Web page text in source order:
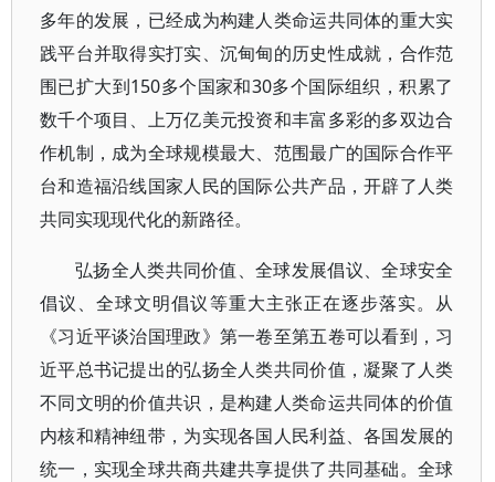
多年的发展，已经成为构建人类命运共同体的重大实
践平台并取得实打实、沉甸甸的历史性成就，合作范
围已扩大到150多个国家和30多个国际组织，积累了
数千个项目、上万亿美元投资和丰富多彩的多双边合
作机制，成为全球规模最大、范围最广的国际合作平
台和造福沿线国家人民的国际公共产品，开辟了人类
共同实现现代化的新路径。
弘扬全人类共同价值、全球发展倡议、全球安全
倡议、全球文明倡议等重大主张正在逐步落实。从
《习近平谈治国理政》第一卷至第五卷可以看到，习
近平总书记提出的弘扬全人类共同价值，凝聚了人类
不同文明的价值共识，是构建人类命运共同体的价值
内核和精神纽带，为实现各国人民利益、各国发展的
统一，实现全球共商共建共享提供了共同基础。全球